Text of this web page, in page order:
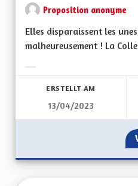
Proposition anonyme
Elles disparaissent les
malheureusement ! La
ERSTELLT AM
13/04/2023